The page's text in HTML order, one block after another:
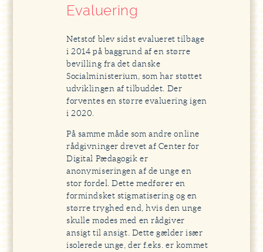
Evaluering
Netstof blev sidst evalueret tilbage
i 2014 på baggrund af en større
bevilling fra det danske
Socialministerium, som har støttet
udviklingen af tilbuddet. Der
forventes en større evaluering igen
i 2020.
På samme måde som andre online
rådgivninger drevet af Center for
Digital Pædagogik er
anonymiseringen af de unge en
stor fordel. Dette medfører en
formindsket stigmatisering og en
større tryghed end, hvis den unge
skulle mødes med en rådgiver
ansigt til ansigt. Dette gælder især
isolerede unge, der f.eks. er kommet